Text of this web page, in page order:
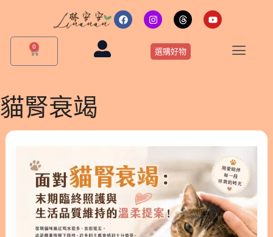
容
F
a
c
I
n
s
t
a
g
T
h
r
e
a
d
Y
o
u
0
購
物
籃
選購好物
貓腎衰竭
竭：